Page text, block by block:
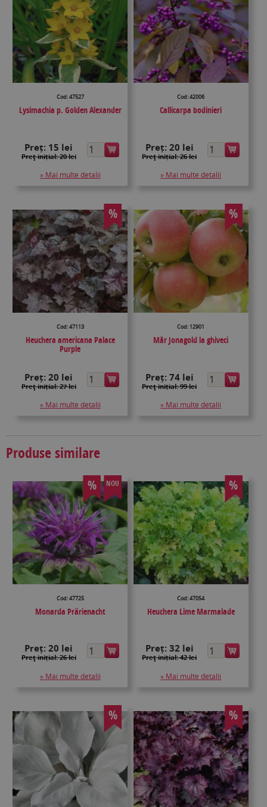
Cod: 47527
Lysimachia p. Golden Alexander
Preț: 15 lei
Preţ inițial: 20 lei
» Mai multe detalii
Cod: 42006
Callicarpa bodinieri
Preț: 20 lei
Preţ inițial: 26 lei
» Mai multe detalii
%
Cod: 47113
Heuchera americana Palace
Purple
Preț:20 lei
Preţ inițial: 27 lei
» Mai multe detalii
%
Cod: 12901
Măr Jonagold la ghiveci
Preț: 74 lei
Preţ inițial: 99 lei
» Mai multe detalii
Produse similare
% NOU
Cod: 47725
Monarda Prärienacht
Preț:20 lei
Preţ inițial: 26 lei
» Mai multe detalii
%
Cod: 47054
Heuchera Lime Marmalade
Preț: 32 lei
Preţ inițial: 42 lei
» Mai multe detalii
% %